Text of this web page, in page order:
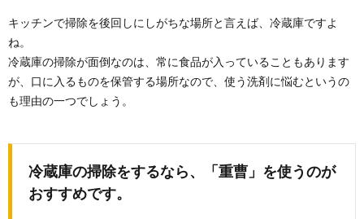
モップ掃除のやり方とコツを解説！掃除機
フローリングの床の掃除にはモップが良いと言われて
いますが、いろいろな種類があってどれを選べばよい
方法とキレイを保つコツ
玄関の掃除には重曹がオススメです。重曹なら小さな
お子さんが居る家庭でも安心して使うことができま
キッチンで掃除を後回しにしがちな場所と言えば、冷蔵庫ですよ
ね。
冷蔵庫の掃除が面倒なのは、常に食品が入っていることもあります
が、口に入るものを保管する場所なので、使う洗剤に悩むというの
も理由の一つでしょう。
冷蔵庫の掃除をするなら、「重曹」を使うのが
おすすめです。